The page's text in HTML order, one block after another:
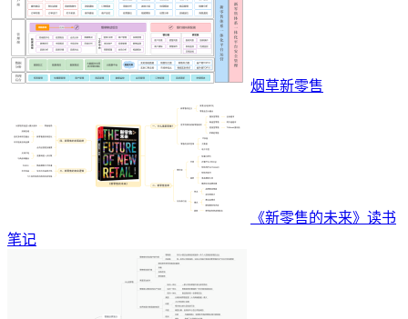
烟草新零售
《新零售的未来》读书
笔记